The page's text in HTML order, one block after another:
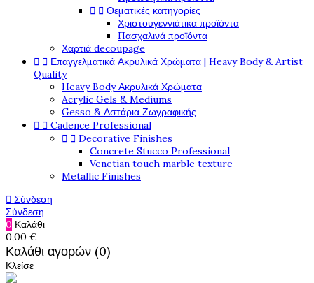
  Θεματικές κατηγορίες
Χριστουγεννιάτικα προϊόντα
Πασχαλινά προϊόντα
Χαρτιά decoupage
  Επαγγελματικά Ακρυλικά Χρώματα | Heavy Body & Artist
Quality
Heavy Body Ακρυλικά Χρώματα
Acrylic Gels & Mediums
Gesso & Αστάρια Ζωγραφικής
  Cadence Professional
  Decorative Finishes
Concrete Stucco Professional
Venetian touch marble texture
Metallic Finishes
 Σύνδεση
Σύνδεση
0 Καλάθι
0,00 €
Καλάθι αγορών (0)
Κλείσε